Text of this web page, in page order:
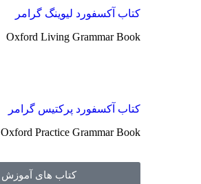
کتاب آکسفورد لیوینگ گرامر
Oxford Living Grammar Book
کتاب آکسفورد پرکتیس گرامر
Oxford Practice Grammar Book
کتاب های آموزش Reading